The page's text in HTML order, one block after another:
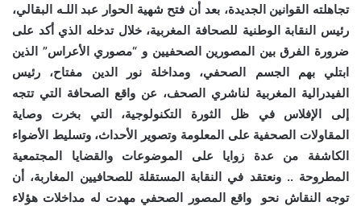
تجاهلته القوانين الجديدة، بعد أن فتح شهية الحوار عبد اللـه البقالي،
رئيس النقابة الوطنية للصحافة المغربية، خلال تدخله الذي أكد على
ضرورة الفرق بين المصورين الصحفيين و “مصوري الأعراس” الذين
ابتلي بهم الجسم الصحفي، ومداخلة نور الدين مفتاح، رئيس
الفيدرالية المغربية لناشري الصحف، عن واقع الصحافة التي تتجه
إلى الإفلاس في ظل الثورة التكنولوجية، التي بخرت وصاية
المقاولات الصحفية على المعلومة وتصوير الأحداث، وتسليط الأضواء
الكاشفة من عدة زوايا على الموضوعات والقضايا المجتمعية
المطروحة .. ونعتقد في النقابة المستقلة للصحافيين المغاربة، أن
توجه النقاش نحو واقع المصور الصحفي مهدت له مداخلات هؤلاء